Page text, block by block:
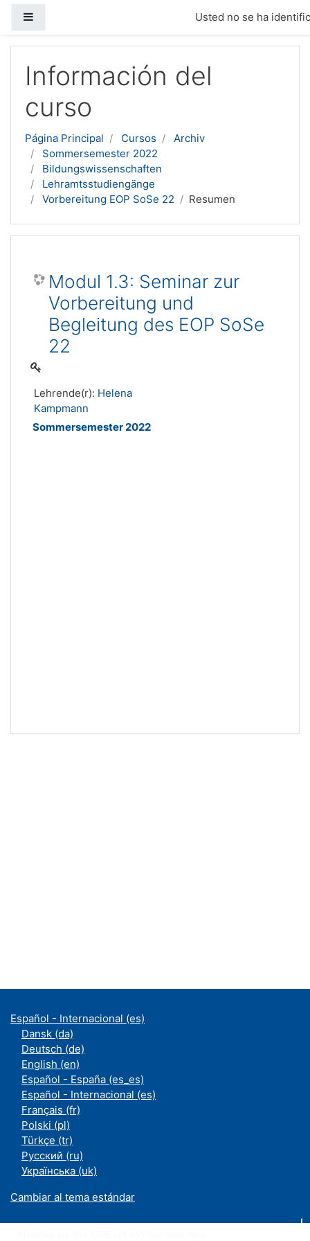
Usted no se ha
Información del
curso
Página Principal Cursos
Archiv
Sommersemester 2022
Bildungswissenschaften
Lehramtsstudiengänge
Vorbereitung EOP SoSe 22
Resumen
Modul 1.3: Seminar zur
Vorbereitung und
Begleitung des EOP SoSe
22
Lehrende(r): Helena
Kampmann
Sommersemester 2022
Español - Internacional ‎(es)‎
Dansk ‎(da)‎
Deutsch ‎(de)‎
English ‎(en)‎
Español - España ‎(es_es)‎
Español - Internacional ‎(es)‎
Français ‎(fr)‎
Polski ‎(pl)‎
Türkçe ‎(tr)‎
Русский ‎(ru)‎
Українська ‎(uk)‎
Cambiar al tema estándar